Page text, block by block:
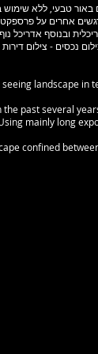
באור טבעי, ללא
קירות. כמובן שיש כאן
ובנוסף אדריכל
נכסים - צילום דירות
landscape in
past several
mainly long
confined